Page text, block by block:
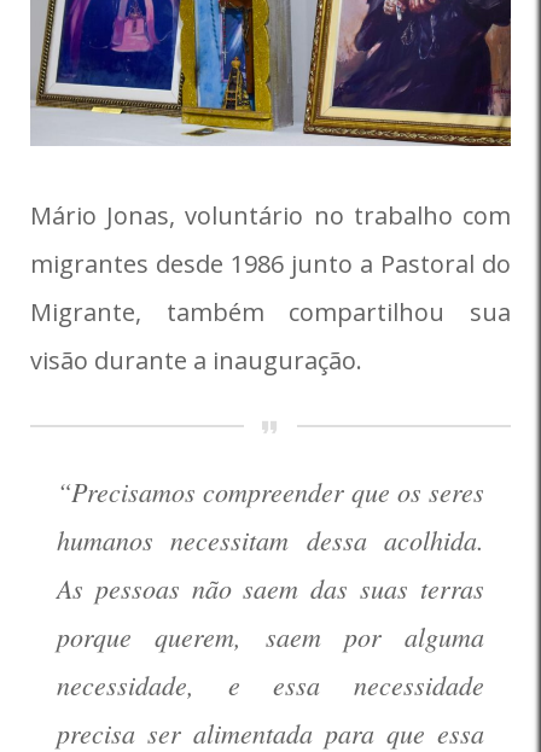
Mário Jonas, voluntário no trabalho com
migrantes desde 1986 junto a Pastoral do
Migrante, também compartilhou sua
visão durante a inauguração.
“Precisamos compreender que os seres
humanos necessitam dessa acolhida.
As pessoas não saem das suas terras
porque querem, saem por alguma
necessidade, e essa necessidade
precisa ser alimentada para que essa